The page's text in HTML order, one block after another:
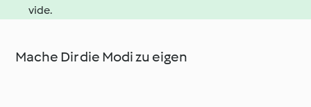
vide.
Mache Dir die Modi zu eigen